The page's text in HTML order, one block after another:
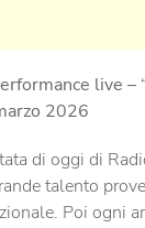
live –
2026
di oggi di
talento
Poi ogni